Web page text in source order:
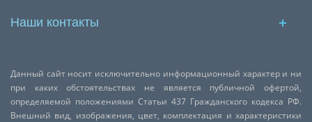
Наши контакты
Данный сайт носит исключительно информационный характер и ни
при каких обстоятельствах не является публичной офертой,
определяемой положениями Статьи 437 Гражданского кодекса РФ.
Внешний вид, изображения, цвет, комплектация и характеристики